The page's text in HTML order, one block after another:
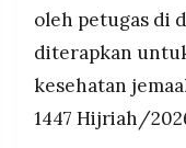
PT.
MEDIA
PRAMUDITA
medis 3 bulan
kesehatan
nama
intervensi
Kebijakan
oleh petugas di
diterapkan
kesehatan
1447 Hijriah/